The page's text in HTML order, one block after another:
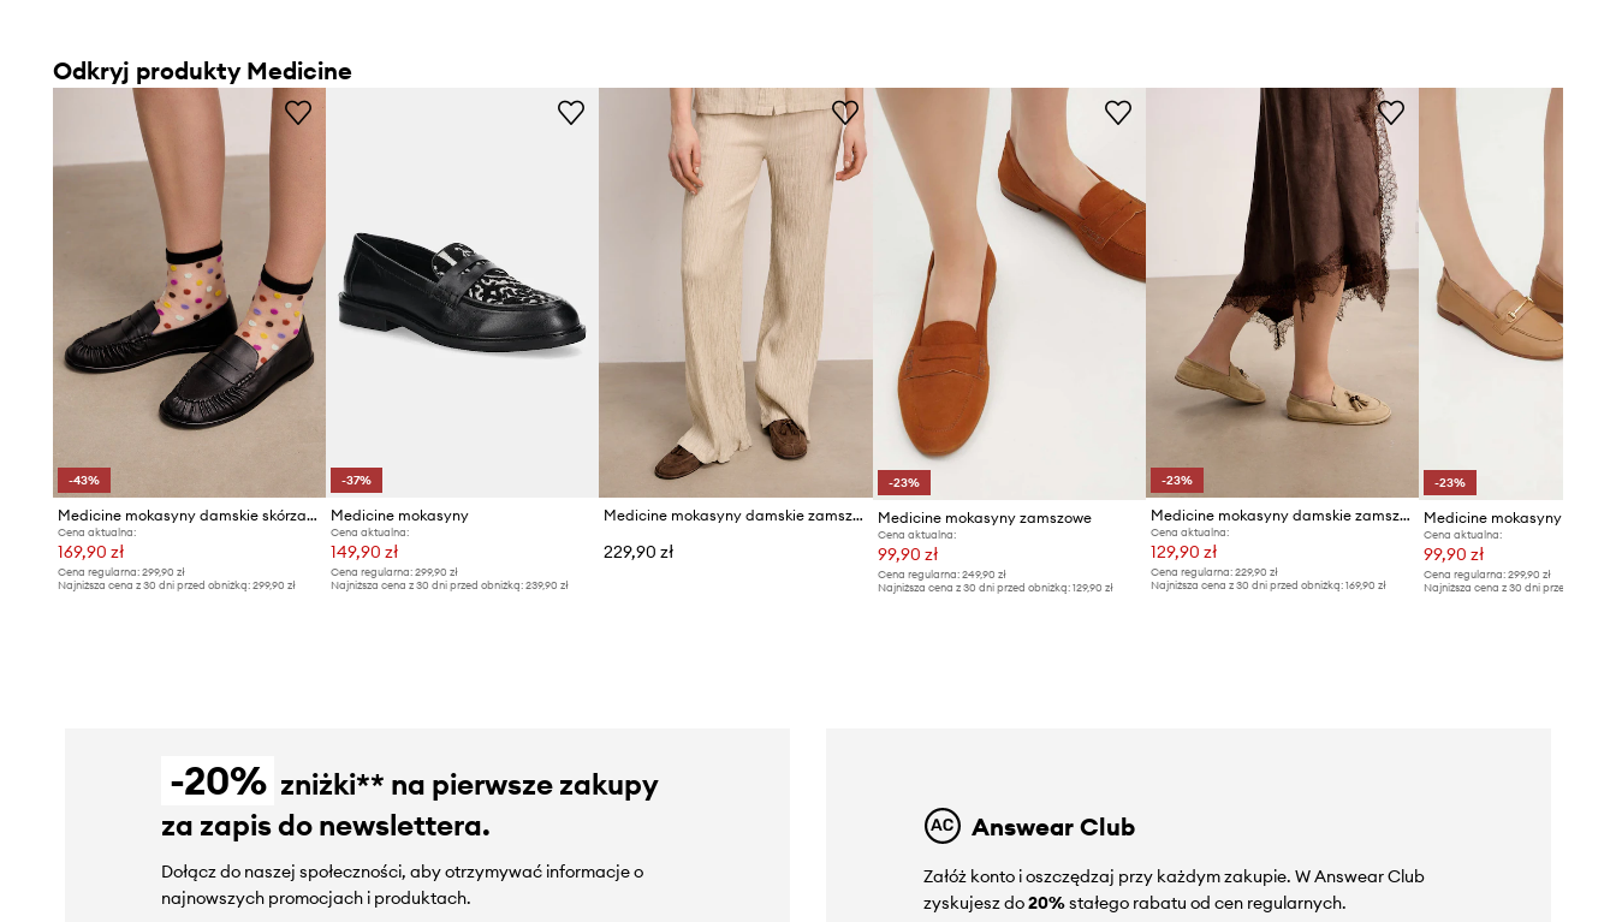
Odkryj produkty Medicine
-43%
Medicine mokasyny damskie skórzane
Cena aktualna:
169,90 zł
Cena regularna: 299,90 zł
Najniższa cena z 30 dni przed obniżką: 299,90 zł
-37%
Medicine mokasyny
Cena aktualna:
149,90 zł
Cena regularna:299,90 zł
Najniższa cena z 30 dni przed obniżką:239,90 zł
Medicine mokasyny damskie zamszowe
229,90 zł
-23%
Medicine mokasyny zamszowe
Cena aktualna:
99,90 zł
Cena regularna: 249,90 zł
Najniższa cena z 30 dni przed obniżką: 129,90 zł
-23%
Medicine mokasyny damskie zamszowe
Cena aktualna:
129,90 zł
Cena regularna:229,90 zł
Najniższa cena z 30 dni przed obniżką:169,90 zł
-23%
Medicine mokasyny
Cena aktualna:
99,90 zł
Cena regularna: 299,90 zł
Najniższa cena z 30 dni przed obniżką:
-20% zniżki** na pierwsze zakupy
za zapis do newslettera.
Dołącz do naszej społeczności, aby otrzymywać informacje o
najnowszych promocjach i produktach.
Answear Club
Załóż konto i oszczędzaj przy każdym zakupie. W Answear Club
zyskujesz do20%stałego rabatu od cen regularnych.